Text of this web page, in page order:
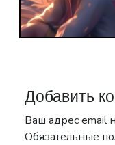
Добавить
Ваш адрес email
Обязательные